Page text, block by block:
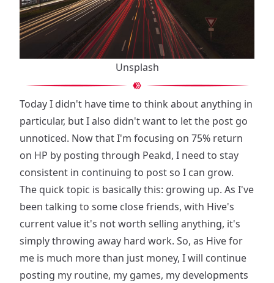
Unsplash
Today I didn't have time to think about anything in
particular, but I also didn't want to let the post go
unnoticed. Now that I'm focusing on 75% return
on HP by posting through Peakd, I need to stay
consistent in continuing to post so I can grow.
The quick topic is basically this: growing up. As I've
been talking to some close friends, with Hive's
current value it's not worth selling anything, it's
simply throwing away hard work. So, as Hive for
me is much more than just money, I will continue
posting my routine, my games, my developments